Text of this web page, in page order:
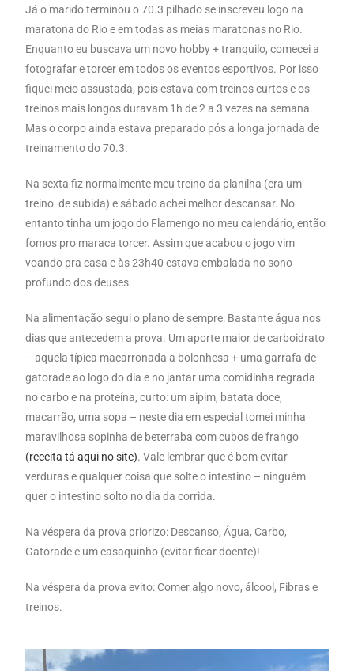
Já o marido terminou o 70.3 pilhado se inscreveu logo na
maratona do Rio e em todas as meias maratonas no Rio.
Enquanto eu buscava um novo hobby + tranquilo, comecei a
fotografar e torcer em todos os eventos esportivos. Por isso
fiquei meio assustada, pois estava com treinos curtos e os
treinos mais longos duravam 1h de 2 a 3 vezes na semana.
Mas o corpo ainda estava preparado pós a longa jornada de
treinamento do 70.3.
Na sexta fiz normalmente meu treino da planilha (era um
treino de subida) e sábado achei melhor descansar. No
entanto tinha um jogo do Flamengo no meu calendário, então
fomos pro maraca torcer. Assim que acabou o jogo vim
voando pra casa e às 23h40 estava embalada no sono
profundo dos deuses.
Na alimentação segui o plano de sempre: Bastante água nos
dias que antecedem a prova. Um aporte maior de carboidrato
– aquela típica macarronada a bolonhesa + uma garrafa de
gatorade ao logo do dia e no jantar uma comidinha regrada
no carbo e na proteína, curto: um aipim, batata doce,
macarrão, uma sopa – neste dia em especial tomei minha
maravilhosa sopinha de beterraba com cubos de frango
(receita tá aqui no site). Vale lembrar que é bom evitar
verduras e qualquer coisa que solte o intestino – ninguém
quer o intestino solto no dia da corrida.
Na véspera da prova priorizo: Descanso, Água, Carbo,
Gatorade e um casaquinho (evitar ficar doente)!
Na véspera da prova evito: Comer algo novo, álcool, Fibras e
treinos.